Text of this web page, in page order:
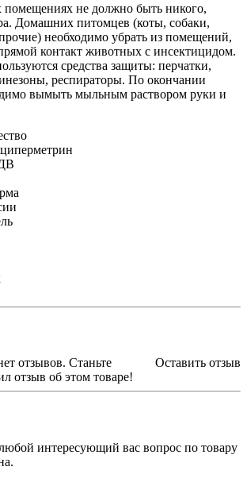
не должно быть никого,
Домашних питомцев (коты, собаки,
необходимо убрать из помещений,
контакт животных с инсектицидом.
средства защиты: перчатки,
респираторы. По окончании
вымыть мыльным раствором руки и
Оставить отзыв
отзывов. Станьте
отзыв об этом товаре!
интересующий вас вопрос по товару